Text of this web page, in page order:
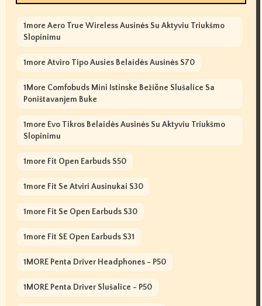
1more Aero True Wireless Ausinės Su Aktyviu Triukšmo
Slopinimu
1more Atviro Tipo Ausies Belaidės Ausinės S70
1More Comfobuds Mini Istinske Bežične Slušalice Sa
Poništavanjem Buke
1more Evo Tikros Belaidės Ausinės Su Aktyviu Triukšmo
Slopinimu
1more Fit Open Earbuds S50
1more Fit Se Atviri Ausinukai S30
1more Fit Se Open Earbuds S30
1more Fit SE Open Earbuds S31
1MORE Penta Driver Headphones - P50
1MORE Penta Driver Slušalice - P50